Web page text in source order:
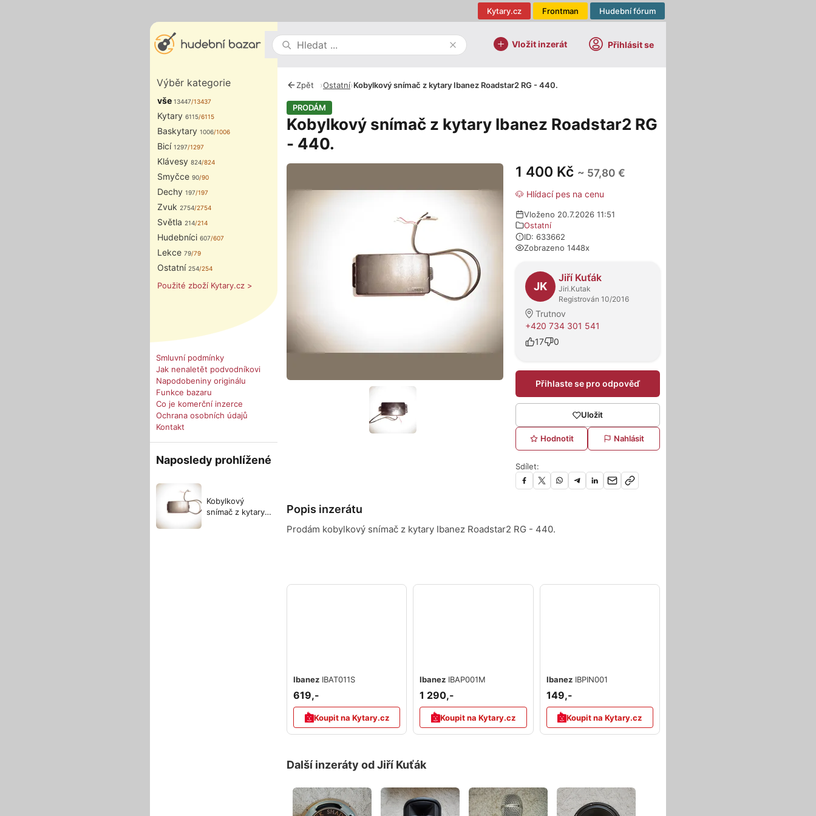
Hudební fórum
Frontman
Kytary.cz
Vložit inzerát Přihlásit se
Výběr kategorie
vše 13447/13437
Kytary 6115/6115
Baskytary 1006/1006
Bicí 1297/1297
Klávesy 824/824
Smyčce 90/90
Dechy 197/197
Zvuk 2754/2754
Světla 214/214
Hudebníci 607/607
Lekce 79/79
Ostatní 254/254
Použité zboží Kytary.cz >
Smluvní podmínky
Jak nenaletět podvodníkovi
Napodobeniny originálu
Funkce bazaru
Co je komerční inzerce
Ochrana osobních údajů
Kontakt
Naposledy prohlížené
Kobylkový
snímač z kytary
Zpět ›Ostatní›Kobylkový snímač z kytary Ibanez Roadstar2 RG - 440.
PRODÁM
Kobylkový snímač z kytary Ibanez Roadstar2 RG
- 440.
Fotografie 1 400 Kč ~ 57,80 €
🐶 Hlídací pes na cenu
Vloženo 20.7.2026 11:51
Ostatní
ID: 633662
Zobrazeno 1448x
O prodejci
JK
Jiří Kuťák
Jiri.Kutak
Registrován 10/2016
Trutnov
+420 734 301 541
17
0
Přihlaste se pro odpověď
Uložit
Hodnotit Nahlásit
Sdílet:
Popis inzerátu
Prodám kobylkový snímač z kytary Ibanez Roadstar2 RG - 440.
Ibanez IBAT011S
619,-
Koupit na Kytary.cz
Ibanez IBAP001M
1 290,-
Koupit na Kytary.cz
Ibanez IBPIN001
149,-
Koupit na Kytary.cz
Další inzeráty od Jiří Kuťák